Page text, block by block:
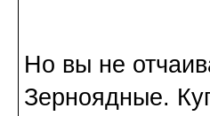
Но вы не
Зерноядные.